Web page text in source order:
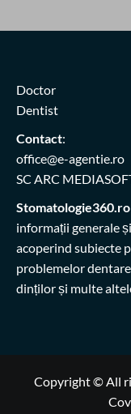
Doctor
Dentist
Contact:
office@e-agentie.ro
SC ARC
Stomatologie360.ro
informații generale
acoperind subiecte
problemelor
dinților și multe
Copyright © All